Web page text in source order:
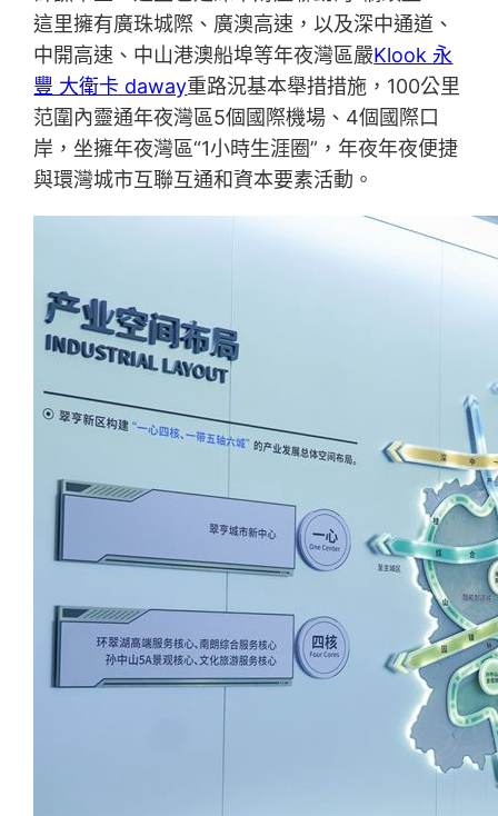
這里擁有廣珠城際、廣澳高速，以及深中通道、
中開高速、中山港澳船埠等年夜灣區嚴Klook 永
豐 大衛卡 daway重路況基本舉措措施，100公里
范圍內靈通年夜灣區5個國際機場、4個國際口
岸，坐擁年夜灣區“1小時生涯圈”，年夜年夜便捷
與環灣城市互聯互通和資本要素活動。